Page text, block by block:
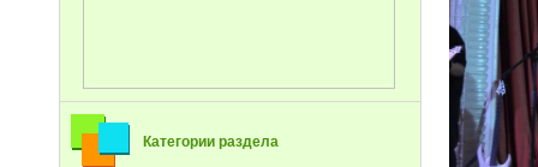
Категории раздела